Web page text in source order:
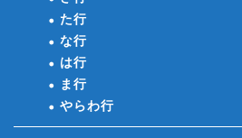
た行
な行
は行
ま行
やらわ行